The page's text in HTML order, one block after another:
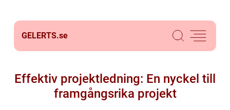
GELERTS.se
Effektiv projektledning: En nyckel till
framgångsrika projekt